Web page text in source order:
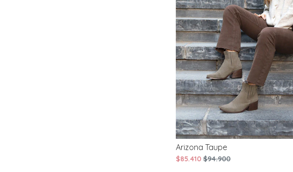
Arizona Taupe
$85.410 $94.900